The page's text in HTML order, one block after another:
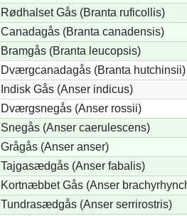
Rødhalset Gås (Branta ruficollis)
Canadagås (Branta canadensis)
Bramgås (Branta leucopsis)
Dværgcanadagås (Branta hutchinsii)
Indisk Gås (Anser indicus)
Dværgsnegås (Anser rossii)
Snegås (Anser caerulescens)
Grågås (Anser anser)
Tajgasædgås (Anser fabalis)
Kortnæbbet Gås (Anser
Tundrasædgås (Anser serrirostris)